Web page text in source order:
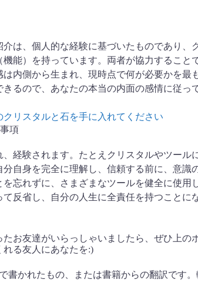
は、個人的な経験に基づいたものであり
能）を持っています。両者が協力するこ
は内側から生まれ、現時点で何が必要かを
るので、あなたの本当の内面の感情に従っ
リスタルと石を手に入れてください
項
経験されます。たとえクリスタルやツー
自身を完全に理解し、信頼する前に、意
忘れずに、さまざまなツールを健全に使
反省し、自分の人生に全責任を持つことに
お友達がいらっしゃいましたら、ぜひ上
る友人にあなたを:)
書かれたもの、または書籍からの翻訳です